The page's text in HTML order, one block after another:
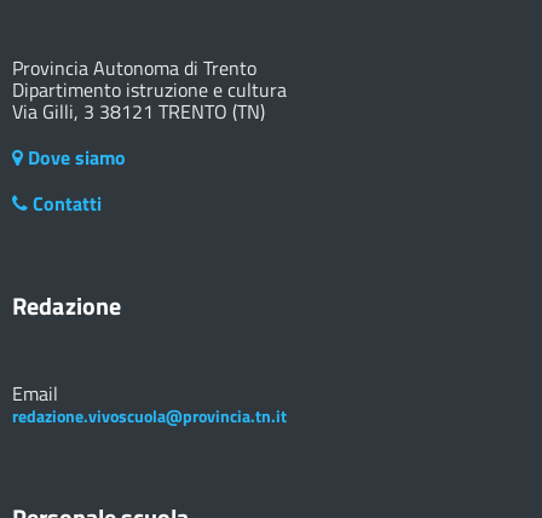
Provincia Autonoma di Trento
Dipartimento istruzione e cultura
Via Gilli, 3 38121 TRENTO (TN)
Dove siamo
Contatti
Redazione
Email
redazione.vivoscuola@provincia.tn.it